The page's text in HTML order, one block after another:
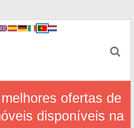
ofertas de
disponíveis na